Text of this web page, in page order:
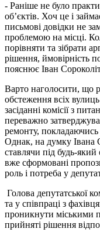
- Раніше не було
об’єктів. Хоч це і
письмові довідки не
проблемою на місці.
порівняти та зібрати
рішення, ймовірність
пояснює Іван
Варто наголосити, що
обстеження всіх
засіданні комісії з
переважно
ремонту,
Однак, на думку Івана
ставлячи під будь-
вже сформовані
роль і потреба у
Голова депутатської
та у співпраці з
проникнути міськими
прийняті рішення